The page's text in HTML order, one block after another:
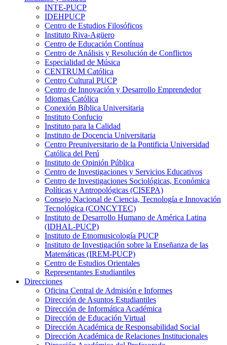
INTE-PUCP
IDEHPUCP
Centro de Estudios Filosóficos
Instituto Riva-Agüero
Centro de Educación Contínua
Centro de Análisis y Resolución de Conflictos
Especialidad de Música
CENTRUM Católica
Centro Cultural PUCP
Centro de Innovación y Desarrollo Emprendedor
Idiomas Católica
Conexión Bíblica Universitaria
Instituto Confucio
Instituto para la Calidad
Instituto de Docencia Universitaria
Centro Preuniversitario de la Pontificia Universidad
Católica del Perú
Instituto de Opinión Pública
Centro de Investigaciones y Servicios Educativos
Centro de Investigaciones Sociológicas, Económica
Políticas y Antropológicas (CISEPA)
Consejo Nacional de Ciencia, Tecnología e Innovación
Tecnológica (CONCYTEC)
Instituto de Desarrollo Humano de América Latina
(IDHAL-PUCP)
Instituto de Etnomusicología PUCP
Instituto de Investigación sobre la Enseñanza de las
Matemáticas (IREM-PUCP)
Centro de Estudios Orientales
Representantes Estudiantiles
Direcciones
Oficina Central de Admisión e Informes
Dirección de Asuntos Estudiantiles
Dirección de Informática Académica
Dirección de Educación Virtual
Dirección Académica de Responsabilidad Social
Dirección Académica de Relaciones Institucionales